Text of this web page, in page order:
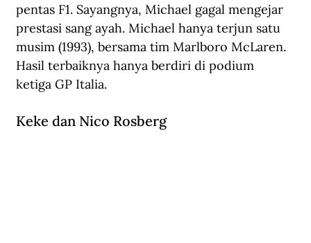
pentas F1. Sayangnya, Michael gagal mengejar
prestasi sang ayah. Michael hanya terjun satu
musim (1993), bersama tim Marlboro McLaren.
Hasil terbaiknya hanya berdiri di podium
ketiga GP Italia.
Keke dan Nico Rosberg